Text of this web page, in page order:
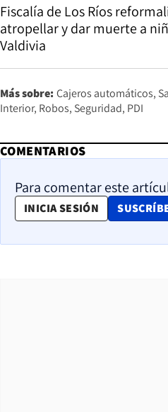
Fiscalía de Los Ríos
atropellar y dar muerte a
Valdivia
Más sobre: Cajeros automáticos
Interior Robos Seguridad PDI
COMENTARIOS
Para comentar este
INICIA SESIÓN OPENS IN